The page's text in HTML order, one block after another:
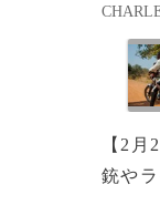
【2
銃や